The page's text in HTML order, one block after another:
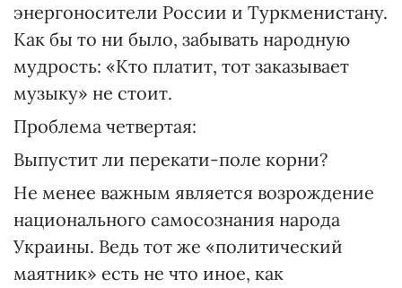
энергоносители России и Туркменистану.
Как бы то ни было, забывать народную
мудрость: «Кто платит, тот заказывает
музыку» не стоит.
Проблема четвертая:
Выпустит ли перекати-поле корни?
Не менее важным является возрождение
национального самосознания народа
Украины. Ведь тот же «политический
маятник» есть не что иное, как